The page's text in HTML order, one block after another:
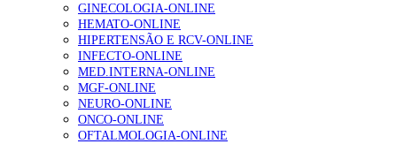
1.º Episódio do Podcast “Frequência Cardio – Sintoniza-te
99 visualizações
GINECOLOGIA-ONLINE
HEMATO-ONLINE
HIPERTENSÃO E RCV-ONLINE
INFECTO-ONLINE
MED.INTERNA-ONLINE
MGF-ONLINE
NEURO-ONLINE
ONCO-ONLINE
OFTALMOLOGIA-ONLINE